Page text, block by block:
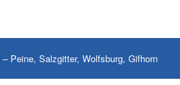
Peine, Salzgitter, Wolfsburg, Gifhorn